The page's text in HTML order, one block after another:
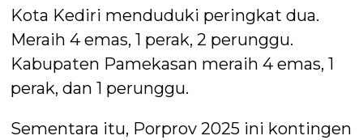
Kota Kediri menduduki peringkat dua.
Meraih 4 emas, 1 perak, 2 perunggu.
Kabupaten Pamekasan meraih 4 emas, 1
perak, dan 1 perunggu.
Sementara itu, Porprov 2025 ini kontingen